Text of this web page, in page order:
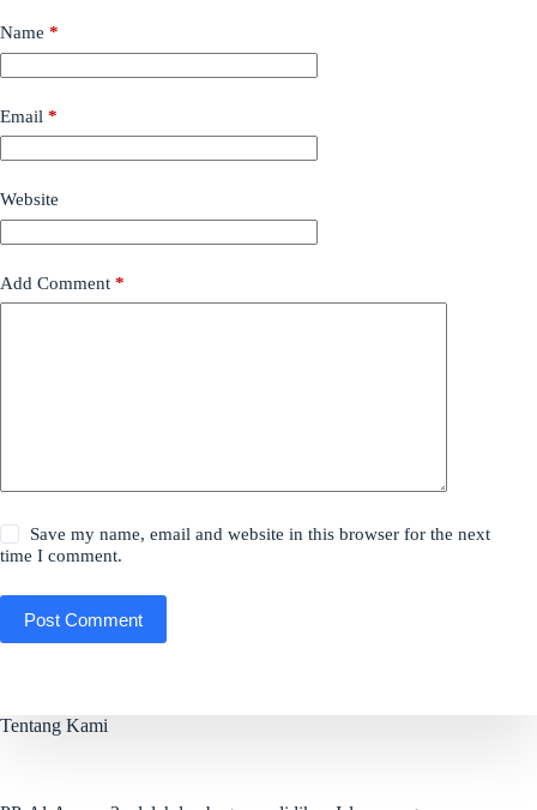
Name *
Email *
Website
Add Comment *
Save my name, email and website in this browser for the next
time I comment.
Post Comment
Tentang Kami